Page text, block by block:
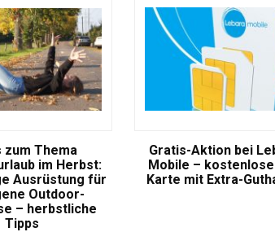
zum Thema
im Herbst:
Ausrüstung für
Outdoor-
– herbstliche
Tipps
Gratis-Aktion bei
Mobile – kostenlose
Karte mit Extra-